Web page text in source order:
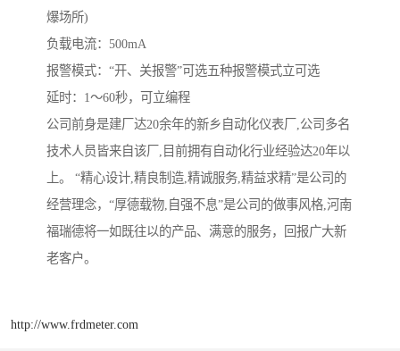
爆场所)
负载电流：500mA
报警模式：“开、关报警”可选五种报警模式立可选
延时：1～60秒，可立编程
公司前身是建厂达20余年的新乡自动化仪表厂,公司多名
技术人员皆来自该厂,目前拥有自动化行业经验达20年以
上。 “精心设计,精良制造,精诚服务,精益求精”是公司的
经营理念，“厚德载物,自强不息”是公司的做事风格,河南
福瑞德将一如既往以的产品、满意的服务，回报广大新
老客户。
http://www.frdmeter.com